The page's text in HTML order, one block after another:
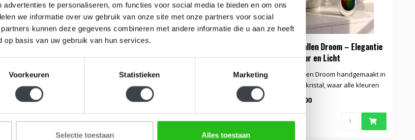
te personaliseren, om functies voor social media te bieden en om ons
we informatie over uw gebruik van onze site met onze partners voor social
kunnen deze gegevens combineren met andere informatie die u aan ze heeft
basis van uw gebruik van hun services.
Voorkeuren Statistieken Marketing
Selectie toestaan Alles toestaan
sidetable of vensterbank. Een stijlvol
en het spel van licht in kristal.
'Holland'
Prachtige Glaskunst vaas in
transparant heldere kleuren
Kristallen Droom – Elegantie
in Kleur en Licht
Kristallen Droom handgemaakt in
zuiver kristal, waar alle kleuren
€349,00